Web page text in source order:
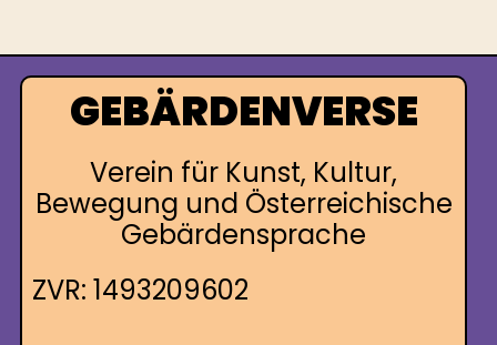
GEBÄRDENVERSE
Verein für Kunst, Kultur,
Bewegung und Österreichische
Gebärdensprache
ZVR: 1493209602